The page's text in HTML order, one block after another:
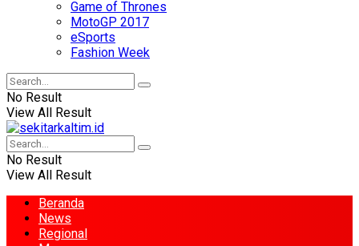
Game of Thrones
MotoGP 2017
eSports
Fashion Week
No Result
View All Result
No Result
View All Result
Beranda
News
Regional